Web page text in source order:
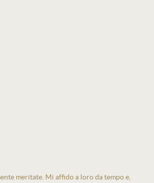
meritate. Mi affido a loro da tempo e,